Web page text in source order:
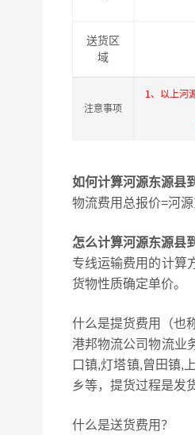
送货区
域
注意事项
1、以上河
如何计算河源东源县
物流费用总报价=河
怎么计算河源东源县
专线运输费用的计算
货物性质确定单价。
什么是提货费用（也
港邦物流公司物流业
口镇,灯塔镇,曾田镇,
乡等，提货过程是发
什么是送货费用？